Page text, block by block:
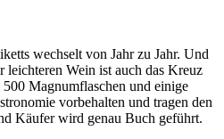
wechselt von Jahr zu Jahr. Und
leichteren Wein ist auch das Kreuz
Magnumflaschen und einige
vorbehalten und tragen den
Käufer wird genau Buch geführt.